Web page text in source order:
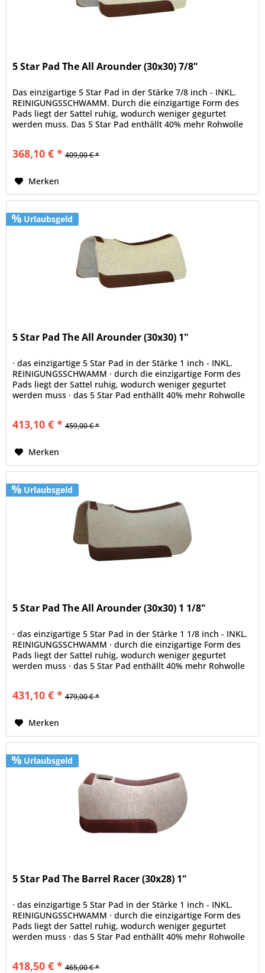
5 Star Pad The All Arounder (30x30) 7/8"
Das einzigartige 5 Star Pad in der Stärke 7/8 inch - INKL.
REINIGUNGSSCHWAMM. Durch die einzigartige Form des
Pads liegt der Sattel ruhig, wodurch weniger gegurtet
werden muss. Das 5 Star Pad enthällt 40% mehr Rohwolle
368,10 € * 409,00 € *
Merken
Urlaubsgeld
5 Star Pad The All Arounder (30x30) 1"
· das einzigartige 5 Star Pad in der Stärke 1 inch - INKL.
REINIGUNGSSCHWAMM · durch die einzigartige Form des
Pads liegt der Sattel ruhig, wodurch weniger gegurtet
werden muss · das 5 Star Pad enthällt 40% mehr Rohwolle
413,10 € * 459,00 € *
Merken
Urlaubsgeld
5 Star Pad The All Arounder (30x30) 1 1/8"
· das einzigartige 5 Star Pad in der Stärke 1 1/8 inch - INKL.
REINIGUNGSSCHWAMM · durch die einzigartige Form des
Pads liegt der Sattel ruhig, wodurch weniger gegurtet
werden muss · das 5 Star Pad enthällt 40% mehr Rohwolle
431,10 € * 479,00 € *
Merken
Urlaubsgeld
5 Star Pad The Barrel Racer (30x28) 1"
· das einzigartige 5 Star Pad in der Stärke 1 inch - INKL.
REINIGUNGSSCHWAMM · durch die einzigartige Form des
Pads liegt der Sattel ruhig, wodurch weniger gegurtet
werden muss · das 5 Star Pad enthällt 40% mehr Rohwolle
418,50 € * 465,00 € *